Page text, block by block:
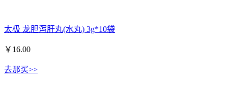
太极 龙胆泻肝丸(水丸) 3g*10袋
￥ 16.00
去那买>>